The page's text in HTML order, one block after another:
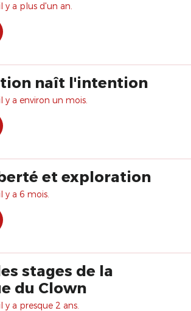
y a plus d'un an.
naît l'intention
y a environ un mois.
et exploration
y a 6 mois.
stages de la
du Clown
y a presque 2 ans.